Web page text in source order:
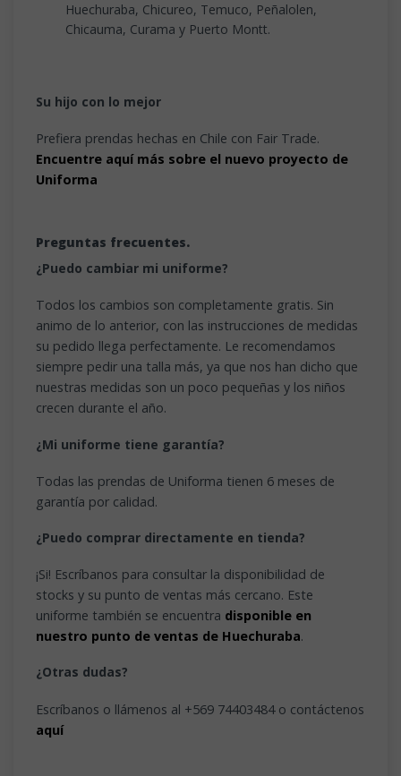
Huechuraba, Chicureo, Temuco, Peñalolen,
Chicauma, Curama y Puerto Montt.
Su hijo con lo mejor
Prefiera prendas hechas en Chile con Fair Trade.
Encuentre aquí más sobre el nuevo proyecto de
Uniforma
Preguntas frecuentes.
¿Puedo cambiar mi uniforme?
Todos los cambios son completamente gratis. Sin
animo de lo anterior, con las instrucciones de medidas
su pedido llega perfectamente. Le recomendamos
siempre pedir una talla más, ya que nos han dicho que
nuestras medidas son un poco pequeñas y los niños
crecen durante el año.
¿Mi uniforme tiene garantía?
Todas las prendas de Uniforma tienen 6 meses de
garantía por calidad.
¿Puedo comprar directamente en tienda?
¡Si! Escríbanos para consultar la disponibilidad de
stocks y su punto de ventas más cercano. Este
uniforme también se encuentra disponible en
nuestro punto de ventas de Huechuraba.
¿Otras dudas?
Escríbanos o llámenos al +569 74403484 o contáctenos
aquí